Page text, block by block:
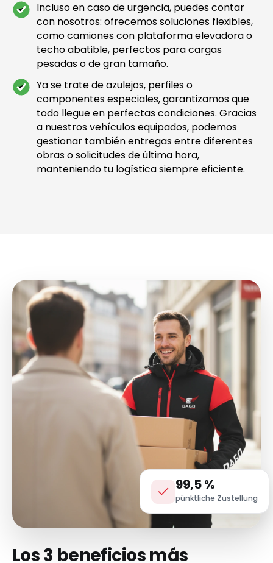
Incluso en caso de urgencia, puedes contar
con nosotros: ofrecemos soluciones flexibles,
como camiones con plataforma elevadora o
techo abatible, perfectos para cargas
pesadas o de gran tamaño.
Ya se trate de azulejos, perfiles o
componentes especiales, garantizamos que
todo llegue en perfectas condiciones. Gracias
a nuestros vehículos equipados, podemos
gestionar también entregas entre diferentes
obras o solicitudes de última hora,
manteniendo tu logística siempre eficiente.
99,5 %
pünktliche Zustellung
Los 3 beneficios más